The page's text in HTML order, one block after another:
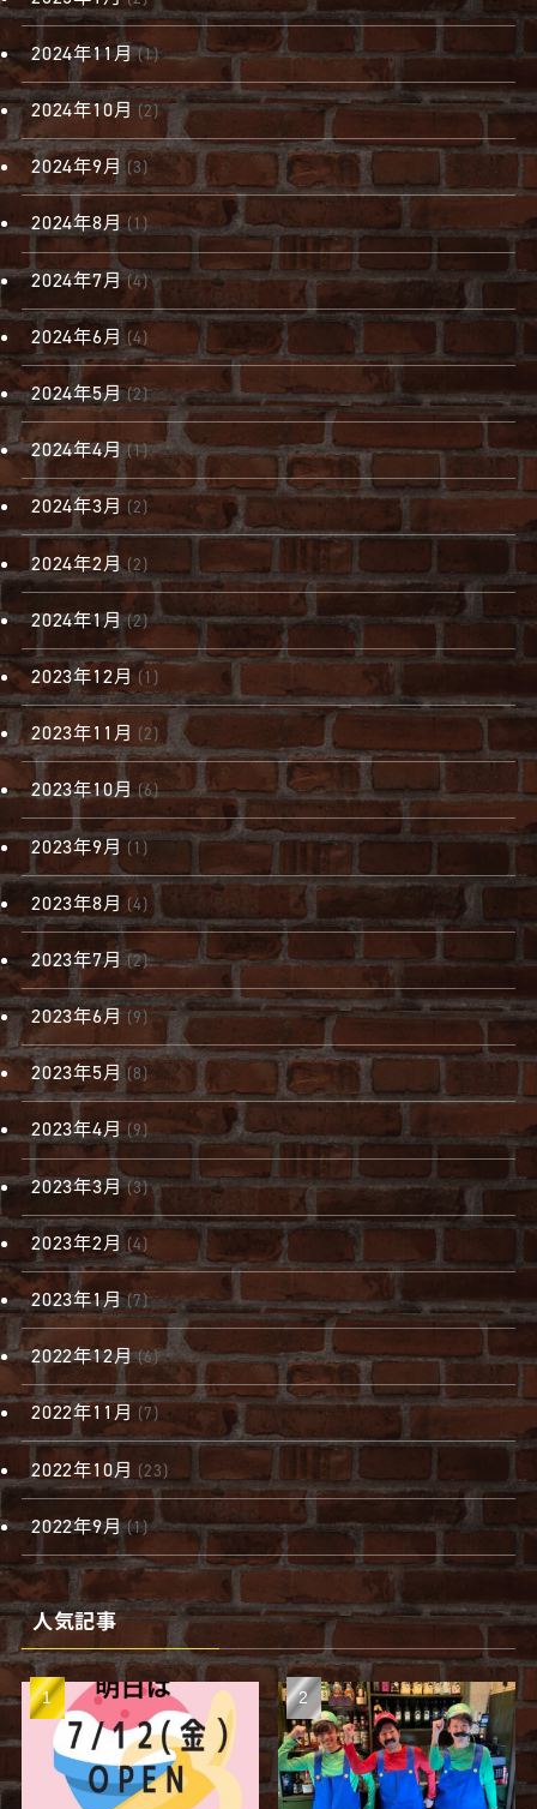
2024年11月(1)
2024年10月 (2)
2024年9月 (3)
2024年8月(1)
2024年7月(4)
2024年6月 (4)
2024年5月(2)
2024年4月(1)
2024年3月 (2)
2024年2月(2)
2024年1月(2)
2023年12月 (1)
2023年11月 (2)
2023年10月(6)
2023年9月 (1)
2023年8月(4)
2023年7月(2)
2023年6月(9)
2023年5月 (8)
2023年4月(9)
2023年3月(3)
2023年2月(4)
2023年1月(7)
2022年12月(6)
2022年11月 (7)
2022年10月 (23)
2022年9月(1)
人気記事